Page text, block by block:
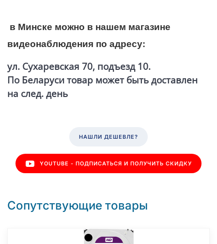
в Минске можно в нашем магазине
видеонаблюдения по адресу:
ул. Сухаревская 70, подъезд 10.
По Беларуси товар может быть доставлен
на след. день
НАШЛИ ДЕШЕВЛЕ?
YOUTUBE - ПОДПИСАТЬСЯ И ПОЛУЧИТЬ СКИДКУ
Сопутствующие товары